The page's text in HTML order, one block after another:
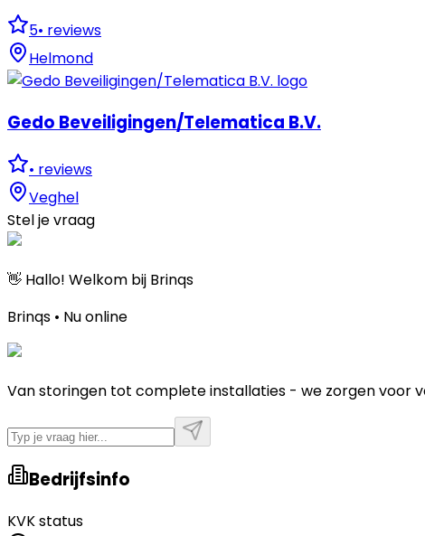
5• reviews
Helmond
Gedo Beveiligingen/Telematica B.V.
• reviews
Veghel
Stel je vraag
👋 Hallo! Welkom bij Brinqs
Brinqs • Nu online
Van storingen tot complete installaties - we zorgen voor
Bedrijfsinfo
KVK status